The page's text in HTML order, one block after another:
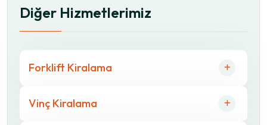
Diğer Hizmetlerimiz
Forklift Kiralama
Vinç Kiralama